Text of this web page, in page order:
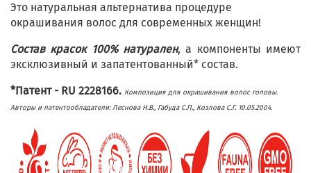
Это натуральная альтернатива процедуре
окрашивания волос для современных женщин!
Состав красок 100% натурален, а компоненты имеют
эксклюзивный и запатентованный* состав.
*Патент - RU 2228166. Композиция для окрашивания волос головы.
Авторы и патентообладатели: Леснова Н.В., Габуда С.П., Козлова С.Г. 10.05.2004.